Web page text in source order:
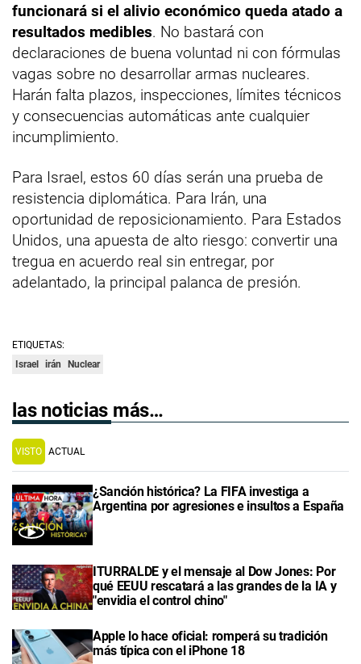
funcionará si el alivio económico queda atado a
resultados medibles. No bastará con
declaraciones de buena voluntad ni con fórmulas
vagas sobre no desarrollar armas nucleares.
Harán falta plazos, inspecciones, límites técnicos
y consecuencias automáticas ante cualquier
incumplimiento.
Para Israel, estos 60 días serán una prueba de
resistencia diplomática. Para Irán, una
oportunidad de reposicionamiento. Para Estados
Unidos, una apuesta de alto riesgo: convertir una
tregua en acuerdo real sin entregar, por
adelantado, la principal palanca de presión.
ETIQUETAS:
Israel irán Nuclear
las noticias más…
VISTO ACTUAL
¿Sanción histórica? La FIFA investiga a
Argentina por agresiones e insultos a España
ITURRALDE y el mensaje al Dow Jones: Por
qué EEUU rescatará a las grandes de la IA y
"envidia el control chino"
Apple lo hace oficial: romperá su tradición
más típica con el iPhone 18